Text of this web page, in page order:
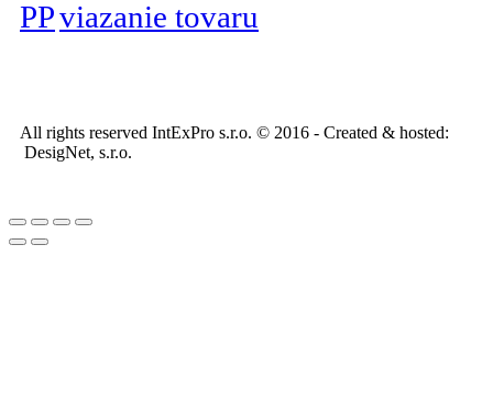
PPviazanie tovaru
All rights reserved IntExPro s.r.o. © 2016 - Created & hosted:
DesigNet, s.r.o.